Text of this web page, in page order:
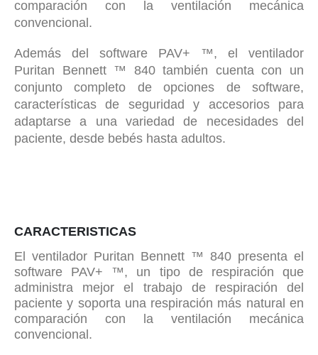
comparación con la ventilación mecánica
convencional.
Además del software PAV+ ™, el ventilador
Puritan Bennett ™ 840 también cuenta con un
conjunto completo de opciones de software,
características de seguridad y accesorios para
adaptarse a una variedad de necesidades del
paciente, desde bebés hasta adultos.
CARACTERISTICAS
El ventilador Puritan Bennett ™ 840 presenta el
software PAV+ ™, un tipo de respiración que
administra mejor el trabajo de respiración del
paciente y soporta una respiración más natural en
comparación con la ventilación mecánica
convencional.